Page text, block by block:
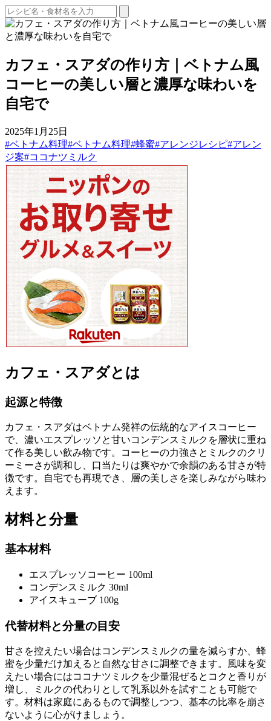
カフェ・スアダの作り方｜ベトナム風
コーヒーの美しい層と濃厚な味わいを
自宅で
2025年1月25日
#ベトナム料理#ベトナム料理#蜂蜜#アレンジレシピ#アレン
ジ案#ココナツミルク
カフェ・スアダとは
起源と特徴
カフェ・スアダはベトナム発祥の伝統的なアイスコーヒー
で、濃いエスプレッソと甘いコンデンスミルクを層状に重ね
て作る美しい飲み物です。コーヒーの力強さとミルクのクリ
ーミーさが調和し、口当たりは爽やかで余韻のある甘さが特
徴です。自宅でも再現でき、層の美しさを楽しみながら味わ
えます。
材料と分量
基本材料
エスプレッソコーヒー 100ml
コンデンスミルク 30ml
アイスキューブ 100g
代替材料と分量の目安
甘さを控えたい場合はコンデンスミルクの量を減らすか、蜂
蜜を少量だけ加えると自然な甘さに調整できます。風味を変
えたい場合にはココナツミルクを少量混ぜるとコクと香りが
増し、ミルクの代わりとして乳系以外を試すことも可能で
す。材料は家庭にあるもので調整しつつ、基本の比率を崩さ
ないように心がけましょう。